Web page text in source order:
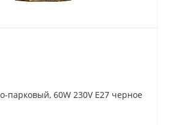
парковый, 60W 230V E27 черное